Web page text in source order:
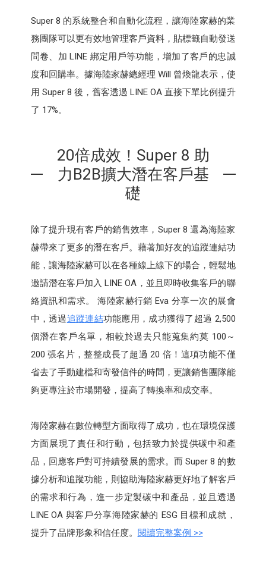
Super 8 的系統整合和自動化流程，讓海陸家赫的業
務團隊可以更有效地管理客戶資料，貼標籤自動發送
問卷、加 LINE 綁定用戶等功能，增加了客戶的忠誠
度和回購率。據海陸家赫總經理 Will 曾煥龍表示，使
用 Super 8 後，舊客透過 LINE OA 直接下單比例提升
了 17%。
20倍成效！Super 8 助
力B2B擴大潛在客戶基
礎
除了提升現有客戶的銷售效率，Super 8 還為海陸家
赫帶來了更多的潛在客戶。藉著加好友的追蹤連結功
能，讓海陸家赫可以在各種線上線下的場合，輕鬆地
邀請潛在客戶加入 LINE OA，並且即時收集客戶的聯
絡資訊和需求。 海陸家赫行銷 Eva 分享一次的展會
中，透過追蹤連結功能應用，成功獲得了超過 2,500
個潛在客戶名單，相較於過去只能蒐集約莫 100～
200 張名片，整整成長了超過 20 倍！這項功能不僅
省去了手動建檔和寄發信件的時間，更讓銷售團隊能
夠更專注於市場開發，提高了轉換率和成交率。
海陸家赫在數位轉型方面取得了成功，也在環境保護
方面展現了責任和行動，包括致力於提供碳中和產
品，回應客戶對可持續發展的需求。而 Super 8 的數
據分析和追蹤功能，則協助海陸家赫更好地了解客戶
的需求和行為，進一步定製碳中和產品，並且透過
LINE OA 與客戶分享海陸家赫的 ESG 目標和成就，
提升了品牌形象和信任度。 閱讀完整案例 >>